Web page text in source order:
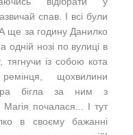
спав. І всі були
ще за годину Данилко
одній нозі по вулиці в
тягнучи із собою кота
щохвилини
бігла за ним з
почалася... І тут
в своєму бажанні